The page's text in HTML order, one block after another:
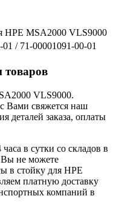
HPE MSA2000 VLS9000
/ 71-00001091-00-01
товаров
VLS9000.
Вами свяжется наш
деталей заказа, оплаты
в сутки со складов в
Вы не можете
в стойку для HPE
платную доставку
компаний в